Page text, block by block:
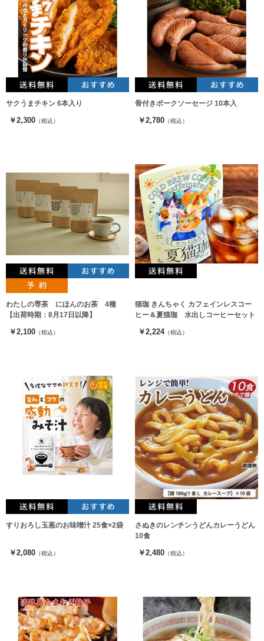
サクうまチキン 6本入り
￥2,300 （税込）
骨付きポークソーセージ 10本入
￥2,780 （税込）
わたしの専茶 にほんのお茶 4種
【出荷時期：8月17日以降】
￥2,100 （税込）
猫珈 きんちゃく カフェインレスコー
ヒー＆夏猫珈 水出しコーヒーセット
￥2,224（税込）
すりおろし玉葱のお味噌汁 25食×2袋
￥2,080 （税込）
さぬきのレンチンうどんカレーうどん
10食
￥2,480 （税込）